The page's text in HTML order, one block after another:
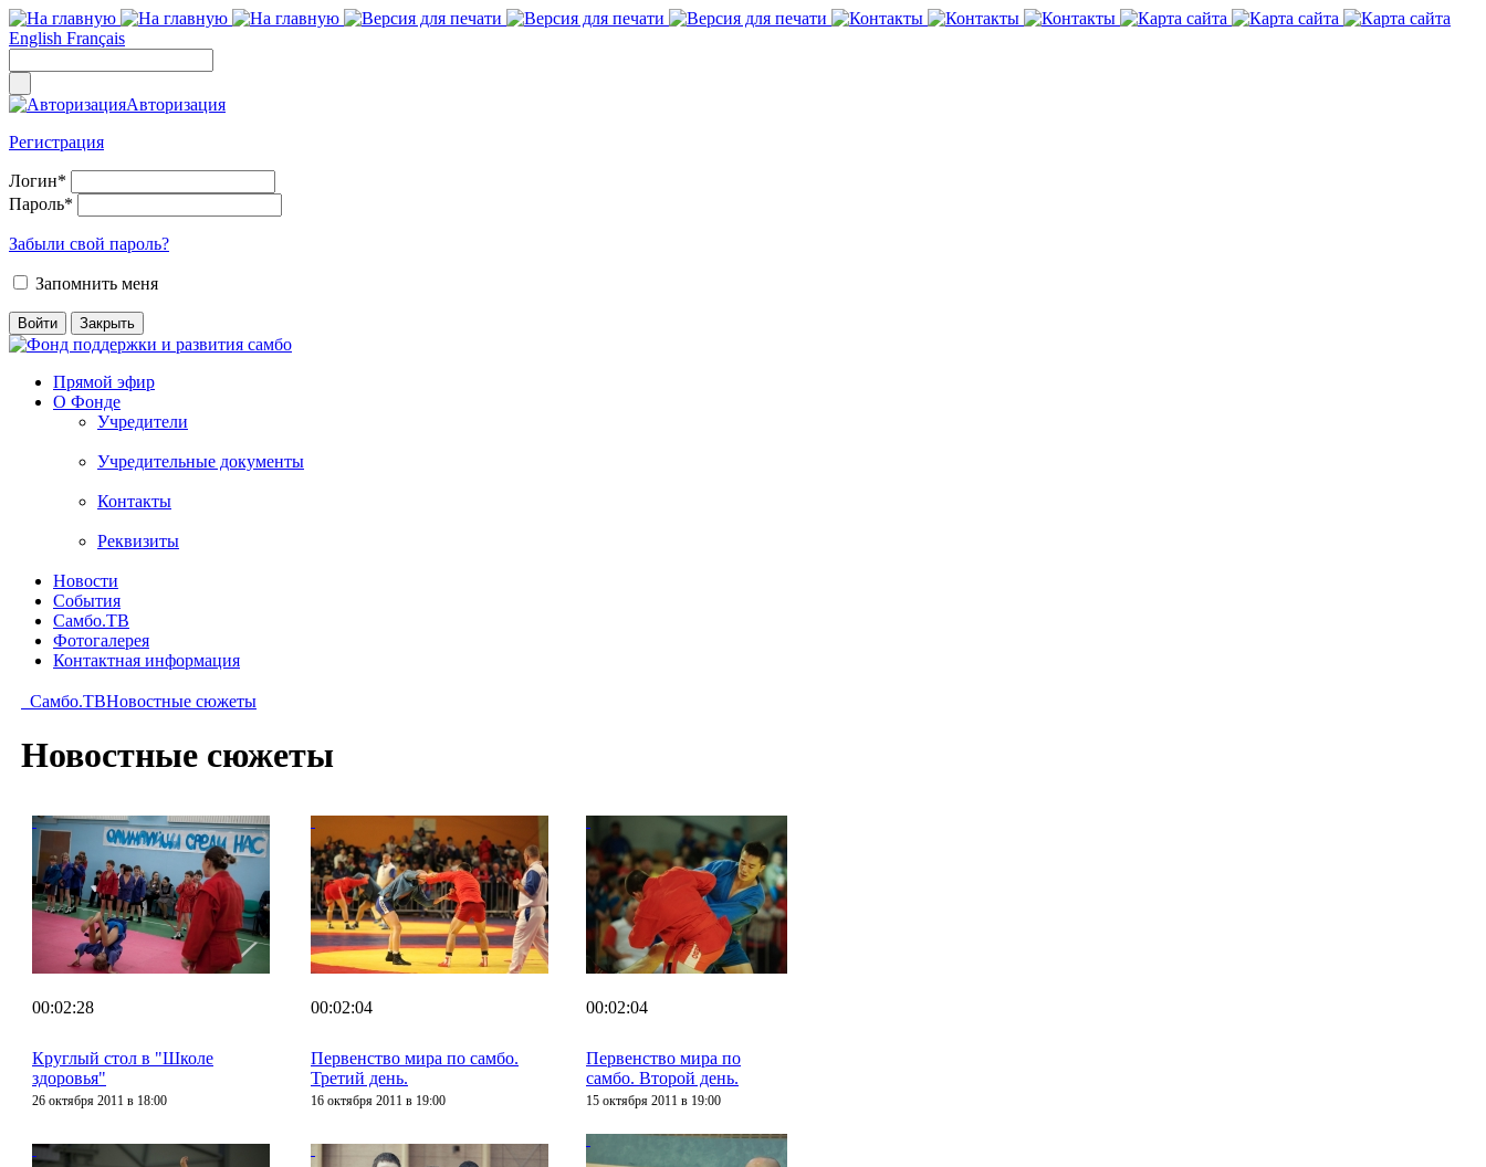
English Français
Авторизация
Регистрация
Логин*
Пароль*
Забыли свой пароль?
Запомнить меня
Прямой эфир
О Фонде
Учредители
Учредительные документы
Контакты
Реквизиты
Новости
События
Самбо.ТВ
Фотогалерея
Контактная информация
Самбо.ТВНовостные сюжеты
Новостные сюжеты
00:02:28
Круглый стол в "Школе
здоровья"
26 октября 2011 в 18:00
00:02:04
Первенство мира по самбо.
Третий день.
16 октября 2011 в 19:00
00:02:04
Первенство мира по
самбо. Второй день.
15 октября 2011 в 19:00